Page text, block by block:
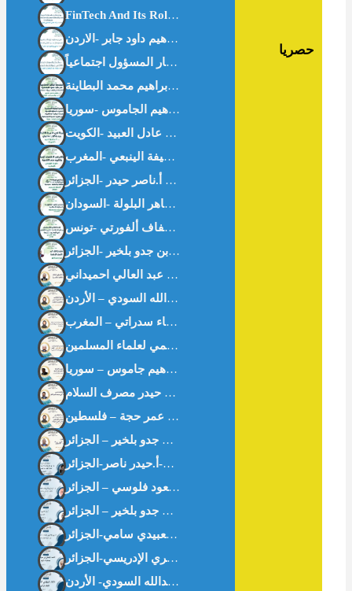
حصريا
التورق المصرفي المنظم دراسة فقهية مقاصدية أ: عبد العالي احميداني
تكامل تقنية البلوكشين مع عمليات التدقيق الشرعي في عصر التكنولوجيا المتقدمة نبيله فارس علاونه / وجدان عبدالله السودي – الأردن
خواطر اقتصادية من “شعب عامر” في موسم الحج الأكبر الأستاذ ناصر حيدر مصرف السلام
ثبت الرسائل والأطروحات الجامعية الجزائرية في الاقتصاد الإسلامي والمالية الإسلامية.د. مسعود فلوسي – الجزائر
الافتتاحية : سُلوان القارئ : يدًا بيد . أ. بن جدو بلخير – الجزائر